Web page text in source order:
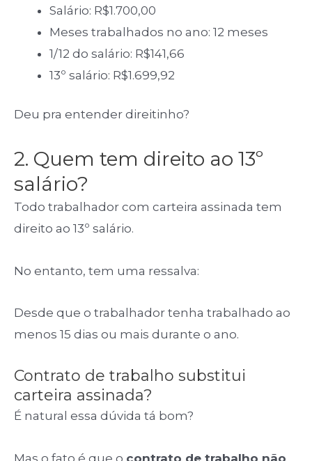
Salário: R$1.700,00
Meses trabalhados no ano: 12 meses
1/12 do salário: R$141,66
13º salário: R$1.699,92
Deu pra entender direitinho?
2. Quem tem direito ao 13º
salário?
Todo trabalhador com carteira assinada tem
direito ao 13º salário.
No entanto, tem uma ressalva:
Desde que o trabalhador tenha trabalhado ao
menos 15 dias ou mais durante o ano.
Contrato de trabalho substitui
carteira assinada?
É natural essa dúvida tá bom?
Mas o fato é que o contrato de trabalho não